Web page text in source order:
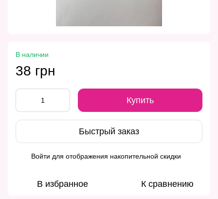
В наличии
38 грн
Купить
Быстрый заказ
Войти для отображения накопительной скидки
В избранное К сравнению